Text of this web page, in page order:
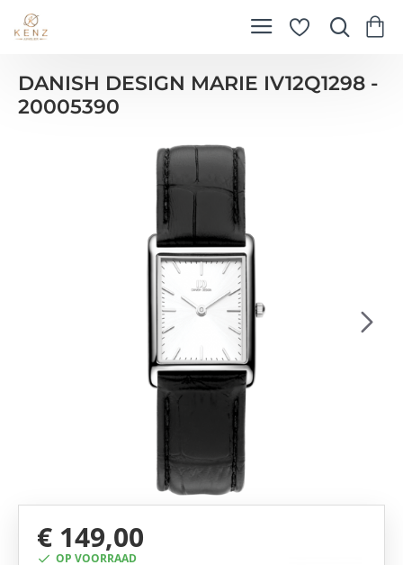
DANISH DESIGN MARIE IV12Q1298 -
20005390
OP VOORRAAD
€ 149,00